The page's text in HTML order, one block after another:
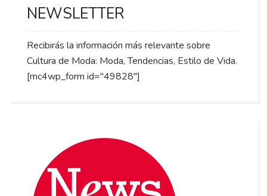
NEWSLETTER
Recibirás la información más relevante sobre
Cultura de Moda: Moda, Tendencias, Estilo de Vida.
[mc4wp_form id="49828"]